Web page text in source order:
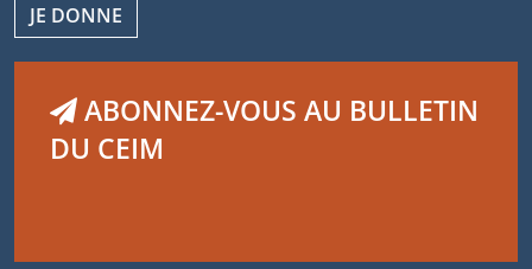
JE DONNE
ABONNEZ-VOUS AU BULLETIN
DU CEIM